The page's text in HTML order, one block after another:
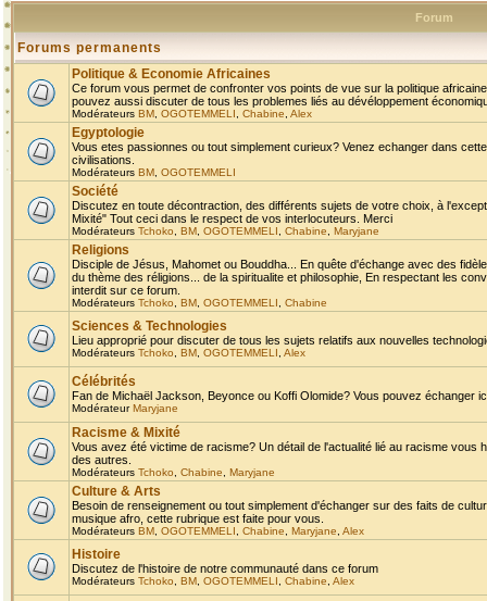
Forum
Forums permanents
Politique & Economie Africaines
Ce forum vous permet de confronter vos points de vue sur la politique
pouvez aussi discuter de tous les problemes liés au dévéloppement
Modérateurs BM OGOTEMMELI Chabine Alex
Egyptologie
Vous etes passionnes ou tout simplement curieux? Venez echanger dans
civilisations.
Modérateurs BM OGOTEMMELI
Société
Discutez en toute décontraction, des différents sujets de votre choix, à
Mixité" Tout ceci dans le respect de vos interlocuteurs. Merci
Modérateurs Tchoko BM OGOTEMMELI Chabine Maryjane
Religions
Disciple de Jésus, Mahomet ou Bouddha... En quête d'échange avec des
du thème des réligions... de la spiritualite et philosophie, En respectant les
interdit sur ce forum.
Modérateurs Tchoko BM OGOTEMMELI Chabine
Sciences & Technologies
Lieu approprié pour discuter de tous les sujets relatifs aux nouvelles
Modérateurs Tchoko BM OGOTEMMELI Alex
Célébrités
Fan de Michaël Jackson, Beyonce ou Koffi Olomide? Vous pouvez échanger
ModérateurMaryjane
Racisme & Mixité
Vous avez été victime de racisme? Un détail de l'actualité lié au racisme
des autres.
Modérateurs Tchoko Chabine Maryjane
Culture & Arts
Besoin de renseignement ou tout simplement d'échanger sur des faits de
musique afro, cette rubrique est faite pour vous.
Modérateurs BM OGOTEMMELI Chabine Maryjane Alex
Histoire
Discutez de l'histoire de notre communauté dans ce forum
Modérateurs Tchoko BM OGOTEMMELI Chabine Alex